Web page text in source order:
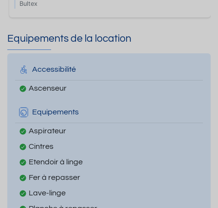
Bultex
Equipements de la location
Accessibilité
Ascenseur
Equipements
Aspirateur
Cintres
Etendoir à linge
Fer à repasser
Lave-linge